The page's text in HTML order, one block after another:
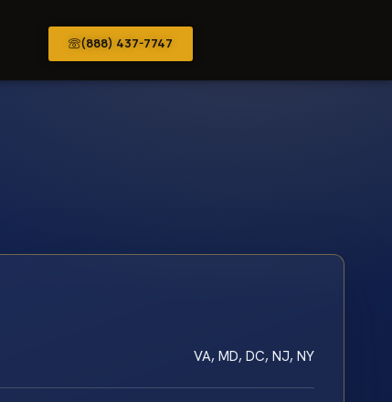
(888) 437-7747
VA, MD, DC, NJ, NY